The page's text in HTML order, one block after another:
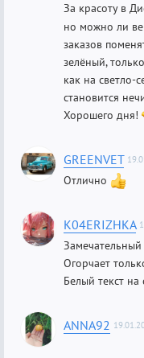
За красоту в
но можно ли
заказов
зелёный,
как на светло-
становится
Хорошего дня!
GREENVET
Отлично
K04ERIZHKA
Замечательный
Огорчает
Белый текст
ANNA92